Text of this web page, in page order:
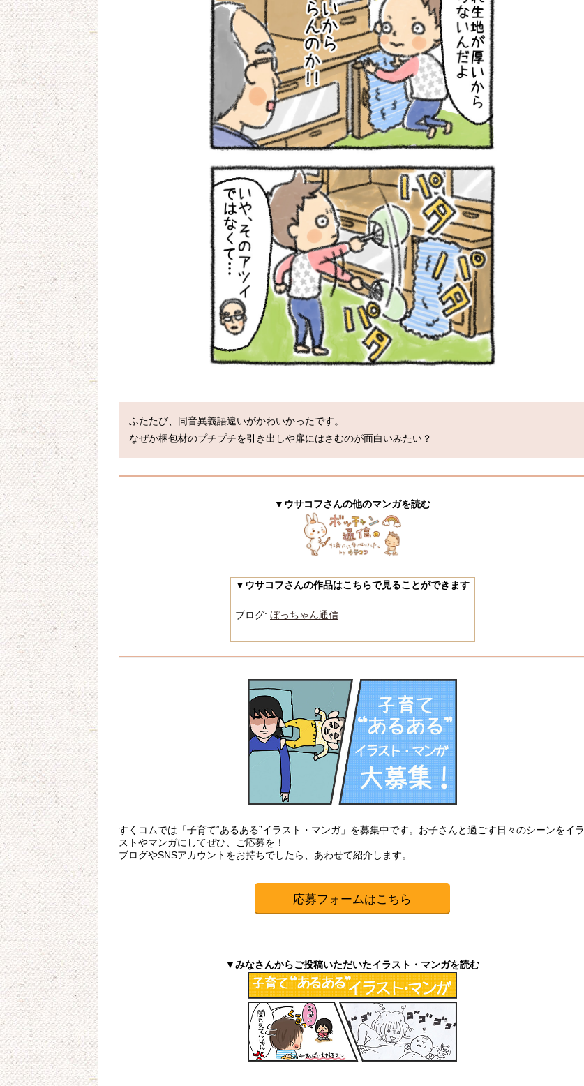
ふたたび、同音異義語違いがかわいかったです。
なぜか梱包材のプチプチを引き出しや扉にはさむのが面白いみたい？
▼ウサコフさんの他のマンガを読む
▼ウサコフさんの作品はこちらで見ることができます
ブログ: ぼっちゃん通信
すくコムでは「子育て“あるある”イラスト・マンガ」を募集中です。お子さんと過ごす日々のシーンをイラ
ストやマンガにしてぜひ、ご応募を！
ブログやSNSアカウントをお持ちでしたら、あわせて紹介します。
応募フォームはこちら
▼みなさんからご投稿いただいたイラスト・マンガを読む